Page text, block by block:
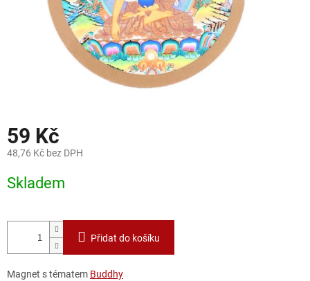
59 Kč
48,76 Kč bez DPH
cena:
Skladem
Přidat do košíku
Magnet s tématem Buddhy